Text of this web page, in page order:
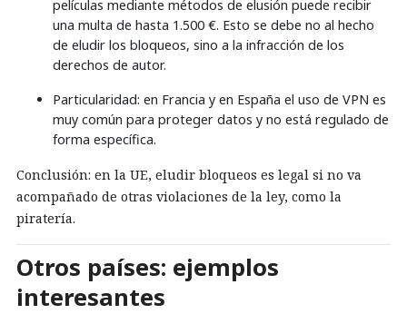
películas mediante métodos de elusión puede recibir
una multa de hasta 1.500 €. Esto se debe no al hecho
de eludir los bloqueos, sino a la infracción de los
derechos de autor.
Particularidad: en Francia y en España el uso de VPN es
muy común para proteger datos y no está regulado de
forma específica.
Conclusión: en la UE, eludir bloqueos es legal si no va
acompañado de otras violaciones de la ley, como la
piratería.
Otros países: ejemplos
interesantes